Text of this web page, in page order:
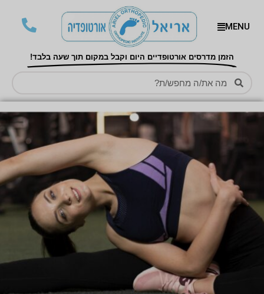
MENU
הזמן מדרסים אורטופדיים היום וקבל במקום תוך שעה בלבד!